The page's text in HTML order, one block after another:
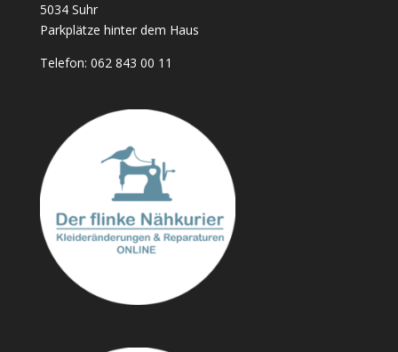
5034 Suhr
Parkplätze hinter dem Haus
Telefon: 062 843 00 11